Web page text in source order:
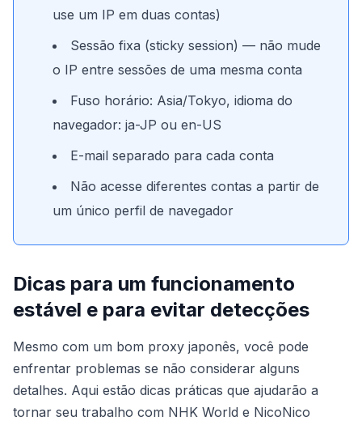
use um IP em duas contas)
Sessão fixa (sticky session) — não mude
o IP entre sessões de uma mesma conta
Fuso horário: Asia/Tokyo, idioma do
navegador: ja-JP ou en-US
E-mail separado para cada conta
Não acesse diferentes contas a partir de
um único perfil de navegador
Dicas para um funcionamento
estável e para evitar detecções
Mesmo com um bom proxy japonês, você pode
enfrentar problemas se não considerar alguns
detalhes. Aqui estão dicas práticas que ajudarão a
tornar seu trabalho com NHK World e NicoNico